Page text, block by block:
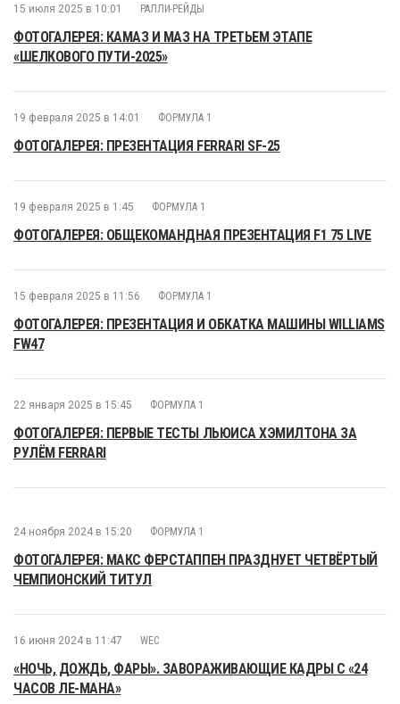
15 июля 2025 в 10:01 РАЛЛИ-РЕЙДЫ
ФОТОГАЛЕРЕЯ: КАМАЗ И МАЗ НА ТРЕТЬЕМ ЭТАПЕ
«ШЕЛКОВОГО ПУТИ-2025»
19 февраля 2025 в 14:01 ФОРМУЛА 1
ФОТОГАЛЕРЕЯ: ПРЕЗЕНТАЦИЯ FERRARI SF-25
19 февраля 2025 в 1:45 ФОРМУЛА 1
ФОТОГАЛЕРЕЯ: ОБЩЕКОМАНДНАЯ ПРЕЗЕНТАЦИЯ F1 75 LIVE
15 февраля 2025 в 11:56 ФОРМУЛА 1
ФОТОГАЛЕРЕЯ: ПРЕЗЕНТАЦИЯ И ОБКАТКА МАШИНЫ WILLIAMS
FW47
22 января 2025 в 15:45 ФОРМУЛА 1
ФОТОГАЛЕРЕЯ: ПЕРВЫЕ ТЕСТЫ ЛЬЮИСА ХЭМИЛТОНА ЗА
РУЛЁМ FERRARI
24 ноября 2024 в 15:20 ФОРМУЛА 1
ФОТОГАЛЕРЕЯ: МАКС ФЕРСТАППЕН ПРАЗДНУЕТ ЧЕТВЁРТЫЙ
ЧЕМПИОНСКИЙ ТИТУЛ
16 июня 2024 в 11:47 WEC
«НОЧЬ, ДОЖДЬ, ФАРЫ». ЗАВОРАЖИВАЮЩИЕ КАДРЫ С «24
ЧАСОВ ЛЕ-МАНА»